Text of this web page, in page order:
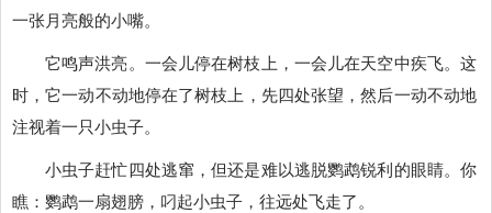
一张月亮般的小嘴。
它鸣声洪亮。一会儿停在树枝上，一会儿在天空中疾飞。这
时，它一动不动地停在了树枝上，先四处张望，然后一动不动地
注视着一只小虫子。
小虫子赶忙四处逃窜，但还是难以逃脱鹦鹉锐利的眼睛。你
瞧：鹦鹉一扇翅膀，叼起小虫子，往远处飞走了。